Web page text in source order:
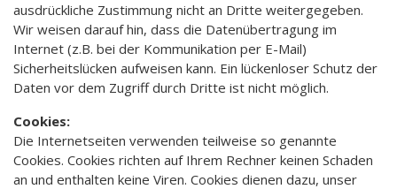
ausdrückliche Zustimmung nicht an Dritte weitergegeben.
Wir weisen darauf hin, dass die Datenübertragung im
Internet (z.B. bei der Kommunikation per E-Mail)
Sicherheitslücken aufweisen kann. Ein lückenloser Schutz der
Daten vor dem Zugriff durch Dritte ist nicht möglich.
Cookies:
Die Internetseiten verwenden teilweise so genannte
Cookies. Cookies richten auf Ihrem Rechner keinen Schaden
an und enthalten keine Viren. Cookies dienen dazu, unser